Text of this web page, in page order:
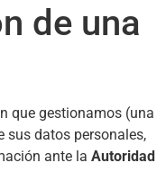
de una
que gestionamos (una
sus datos personales,
ante la Autoridad